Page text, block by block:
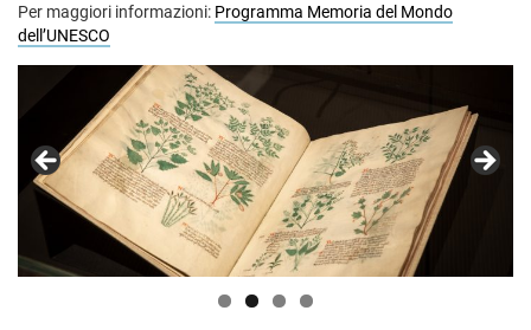
Per maggiori informazioni: Programma Memoria del Mondo
dell’UNESCO